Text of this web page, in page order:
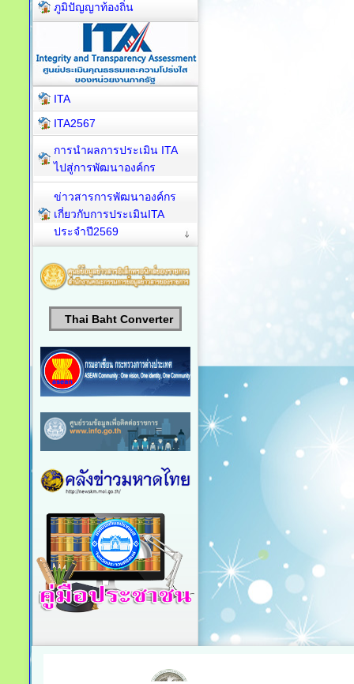
ภูมิปัญญาท้องถิ่น
ITA
ITA2567
การนำผลการประเมิน ITA
ไปสู่การพัฒนาองค์กร
ข่าวสารการพัฒนาองค์กร
เกี่ยวกับการประเมินITA
ประจำปี2569
Thai Baht Converter